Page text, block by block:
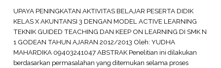
UPAYA PENINGKATAN AKTIVITAS BELAJAR PESERTA DIDIK
KELAS X AKUNTANSI 3 DENGAN MODEL ACTIVE LEARNING
TEKNIK GUIDED TEACHING DAN KEEP ON LEARNING DI SMK N
1 GODEAN TAHUN AJARAN 2012/2013 Oleh: YUDHA
MAHARDIKA 09403241047 ABSTRAK Penelitian ini dilakukan
berdasarkan permasalahan yang ditemukan selama proses